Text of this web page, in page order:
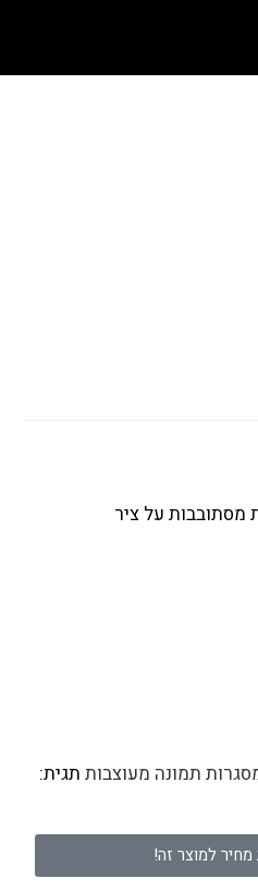
תמונה מעוצבות תגית:
למוצר זה!